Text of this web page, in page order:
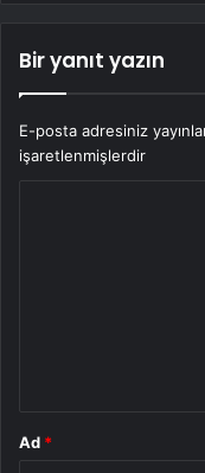
Bir yanıt yazın
E-posta adresiniz
işaretlenmişlerdir
Ad *